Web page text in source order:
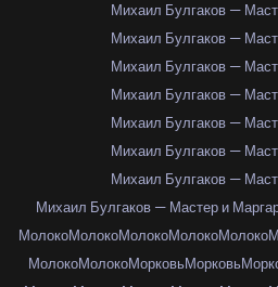
Михаил Булгаков —
Михаил Булгаков —
Михаил Булгаков —
Михаил Булгаков —
Михаил Булгаков —
Михаил Булгаков —
Михаил Булгаков —
Михаил Булгаков — Мастер и
МолокоМолокоМолокоМолокоМолоко
МолокоМолокоМорковьМорковь